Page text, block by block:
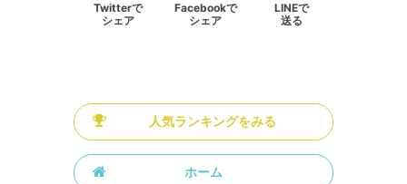
Twitterで
シェア
Facebookで
シェア
LINEで
送る
人気ランキングをみる
ホーム